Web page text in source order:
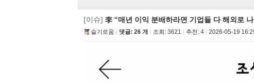
[이슈] 李 “매년 이익 분배하라면 기업들 다 해외로
슬기로움 댓글: 26 개 조회: 3621 추천: 4 2026-05-19